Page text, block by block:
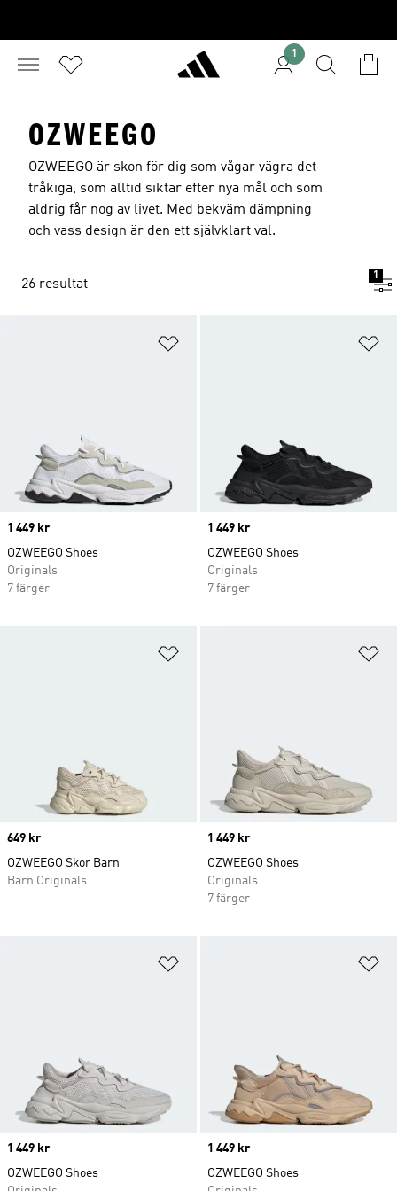
1
OZWEEGO
OZWEEGO är skon för dig som vågar vägra det
tråkiga, som alltid siktar efter nya mål och som
aldrig får nog av livet. Med bekväm dämpning
och vass design är den ett självklart val.
26 resultat
1
Price
1 449 kr
OZWEEGO Shoes
Originals
7 färger
Price
1 449 kr
OZWEEGO Shoes
Originals
7 färger
Price
649 kr
OZWEEGO Skor Barn
Barn Originals
Price
1 449 kr
OZWEEGO Shoes
Originals
7 färger
Price
1 449 kr
OZWEEGO Shoes
Price
1 449 kr
OZWEEGO Shoes